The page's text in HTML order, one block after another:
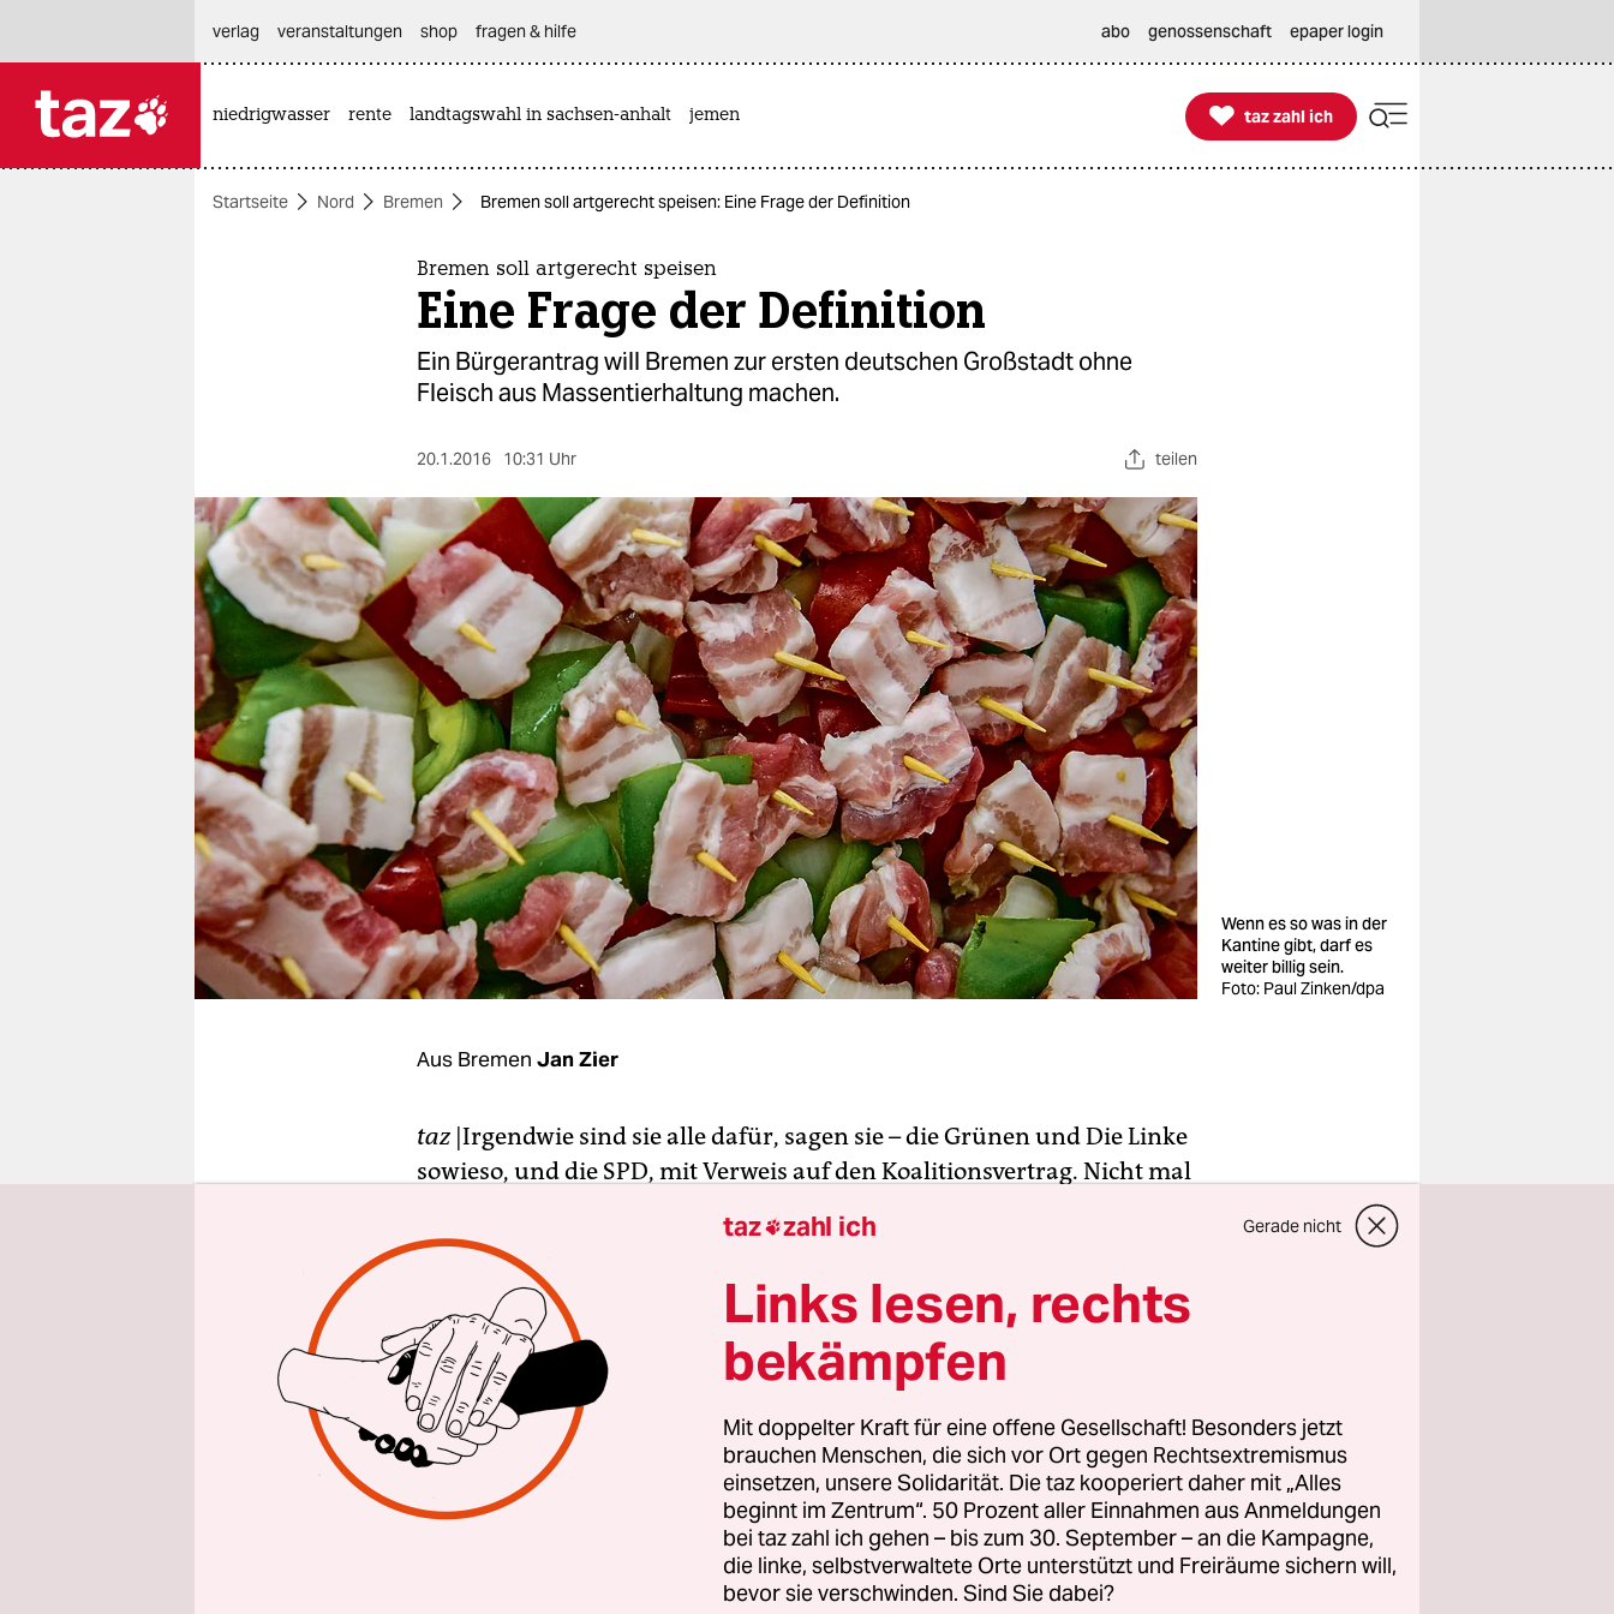
themen
berlin
nord
wahrheit
verlag
verlag
veranstaltungen
shop
fragen & hilfe
unterstützen
abo
verlag
veranstaltungen shop fragen & hilfe abo genossenschaft epaper login
niedrigwasser rente landtagswahl in sachsen-anhalt jemen 
taz zahl ich
taz zahl ich
Startseite Nord Bremen Bremen soll artgerecht speisen: Eine Frage der Definition
Bremen soll artgerecht speisen
Eine Frage der Definition
Ein Bürgerantrag will Bremen zur ersten deutschen Großstadt ohne
Fleisch aus Massentierhaltung machen.
20.1.2016 10:31 Uhr teilen
Wenn es so was in der
Kantine gibt, darf es
weiter billig sein.
Foto: Paul Zinken/dpa
Aus Bremen Jan Zier
taz |Irgendwie sind sie alle dafür, sagen sie – die Grünen und Die Linke
sowieso, und die SPD, mit Verweis auf den Koalitionsvertrag. Nicht mal
Verbannung des „Billigfleisches“ aus alle Kantinen und Mensen in
Bremen dann doch nicht. Gefordert und überhaupt auf die
Tagesordnung der Stadtbürgerschaft gesetzt haben das Thema 5.383
BremerInnen, die einen Bürgerantrag des agrarpolitischen
Bündnisses Bremen (ABB) unterschrieben haben.
Das verlangt, binnen eines halben Jahres, ein Konzept, mit dem
Bremen bis 2020 die gesamte öffentliche Gemeinschaftsverpflegung
auf „nachweislich artgerechte Tierhaltung“ umstellt. Und zwar in allen
– stadtweit nur noch privat geführten – Kantinen, Kitas,
Krankenhäusern, Schulen und Mensen. Außerdem soll Bremen dort,
taz zahl ich Gerade nicht
Links lesen, rechts
bekämpfen
Mit doppelter Kraft für eine offene Gesellschaft! Besonders jetzt
brauchen Menschen, die sich vor Ort gegen Rechtsextremismus
einsetzen, unsere Solidarität. Die taz kooperiert daher mit „Alles
beginnt im Zentrum“. 50 Prozent aller Einnahmen aus Anmeldungen
bei taz zahl ich gehen – bis zum 30. September – an die Kampagne,
die linke, selbstverwaltete Orte unterstützt und Freiräume sichern will,
bevor sie verschwinden. Sind Sie dabei?